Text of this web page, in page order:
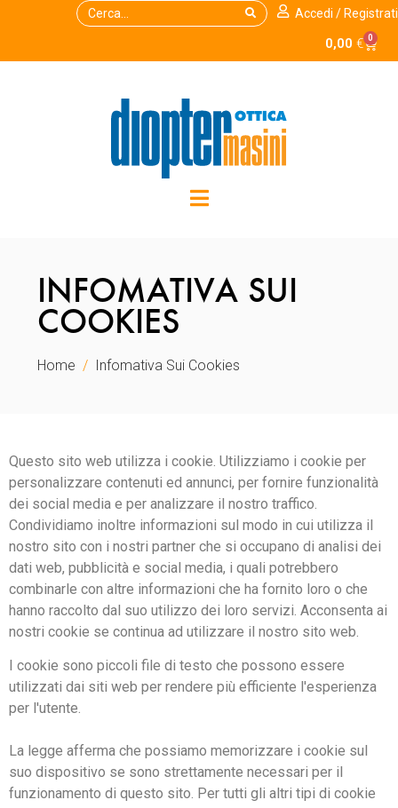
Accedi / Registrati
0,00 € 0
INFOMATIVA SUI
COOKIES
Home Infomativa Sui Cookies
Questo sito web utilizza i cookie. Utilizziamo i cookie per
personalizzare contenuti ed annunci, per fornire funzionalità
dei social media e per analizzare il nostro traffico.
Condividiamo inoltre informazioni sul modo in cui utilizza il
nostro sito con i nostri partner che si occupano di analisi dei
dati web, pubblicità e social media, i quali potrebbero
combinarle con altre informazioni che ha fornito loro o che
hanno raccolto dal suo utilizzo dei loro servizi. Acconsenta ai
nostri cookie se continua ad utilizzare il nostro sito web.
I cookie sono piccoli file di testo che possono essere
utilizzati dai siti web per rendere più efficiente l'esperienza
per l'utente.
La legge afferma che possiamo memorizzare i cookie sul
suo dispositivo se sono strettamente necessari per il
funzionamento di questo sito. Per tutti gli altri tipi di cookie